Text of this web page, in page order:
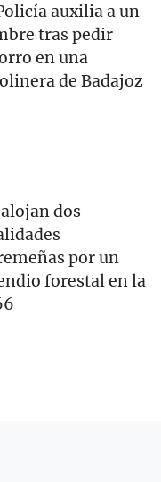
auxilia a un
tras pedir
en una
de Badajoz
dos
por un
forestal en la